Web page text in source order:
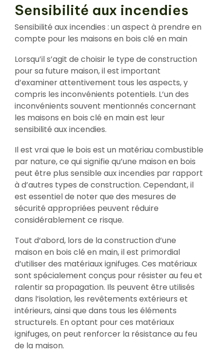
Sensibilité aux incendies
Sensibilité aux incendies : un aspect à prendre en
compte pour les maisons en bois clé en main
Lorsqu’il s’agit de choisir le type de construction
pour sa future maison, il est important
d’examiner attentivement tous les aspects, y
compris les inconvénients potentiels. L’un des
inconvénients souvent mentionnés concernant
les maisons en bois clé en main est leur
sensibilité aux incendies.
Il est vrai que le bois est un matériau combustible
par nature, ce qui signifie qu’une maison en bois
peut être plus sensible aux incendies par rapport
à d’autres types de construction. Cependant, il
est essentiel de noter que des mesures de
sécurité appropriées peuvent réduire
considérablement ce risque.
Tout d’abord, lors de la construction d’une
maison en bois clé en main, il est primordial
d’utiliser des matériaux ignifuges. Ces matériaux
sont spécialement conçus pour résister au feu et
ralentir sa propagation. Ils peuvent être utilisés
dans l’isolation, les revêtements extérieurs et
intérieurs, ainsi que dans tous les éléments
structurels. En optant pour ces matériaux
ignifuges, on peut renforcer la résistance au feu
de la maison.